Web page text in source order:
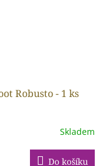
Robusto - 1 ks
Skladem
Do košíku